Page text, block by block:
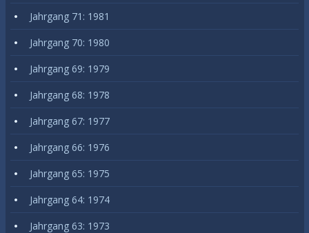
Jahrgang 71: 1981
Jahrgang 70: 1980
Jahrgang 69: 1979
Jahrgang 68: 1978
Jahrgang 67: 1977
Jahrgang 66: 1976
Jahrgang 65: 1975
Jahrgang 64: 1974
Jahrgang 63: 1973